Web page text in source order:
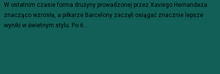
W ostatnim czasie forma drużyny prowadzonej przez Xaviego Hernandeza
znacząco wzrosła, a piłkarze Barcelony zaczęli osiągać znacznie lepsze
wyniki w świetnym stylu. Po 6...